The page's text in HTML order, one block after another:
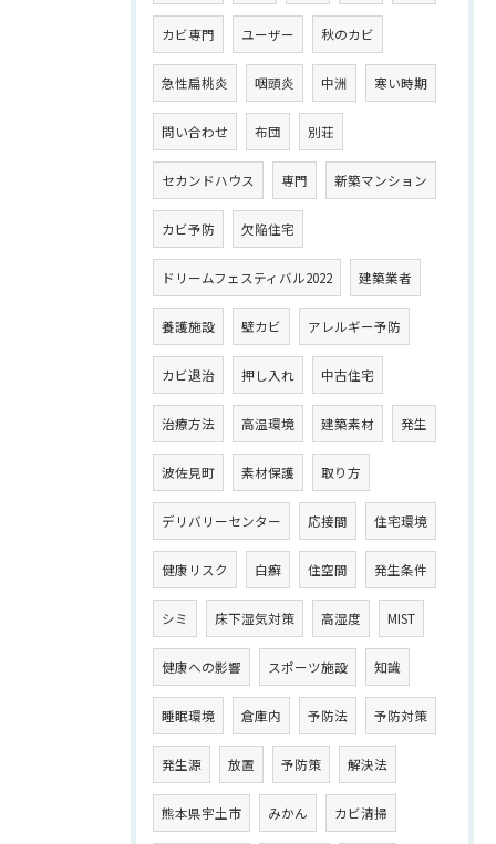
カビ専門 ユーザー 秋のカビ
急性扁桃炎 咽頭炎 中洲 寒い時期
問い合わせ 布団 別荘
セカンドハウス 専門 新築マンション
カビ予防 欠陥住宅
ドリームフェスティバル2022 建築業者
養護施設 壁カビ アレルギー予防
カビ退治 押し入れ 中古住宅
治療方法 高温環境 建築素材 発生
波佐見町 素材保護 取り方
デリバリーセンター 応接間 住宅環境
健康リスク 白癬 住空間 発生条件
シミ 床下湿気対策 高湿度 MIST
健康への影響 スポーツ施設 知識
睡眠環境 倉庫内 予防法 予防対策
発生源 放置 予防策 解決法
熊本県宇土市 みかん カビ清掃